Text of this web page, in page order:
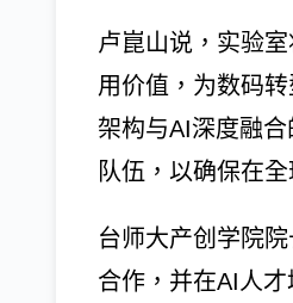
卢崑山说，实验
用价值，为数码
架构与AI深度融
队伍，以确保在
台师大产创学院
合作，并在AI人